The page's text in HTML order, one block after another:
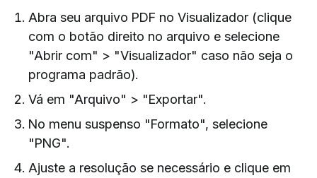
Abra seu arquivo PDF no Visualizador (clique
com o botão direito no arquivo e selecione
"Abrir com" > "Visualizador" caso não seja o
programa padrão).
Vá em "Arquivo" > "Exportar".
No menu suspenso "Formato", selecione
"PNG".
Ajuste a resolução se necessário e clique em